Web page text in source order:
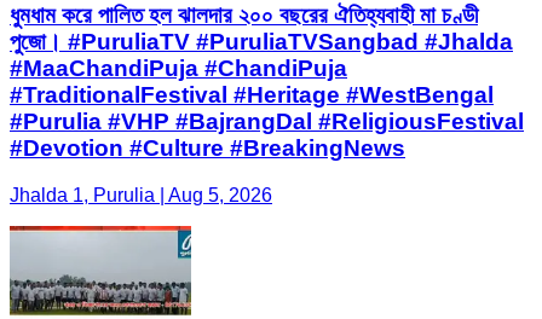
ধুমধাম করে পালিত হল ঝালদার ২০০ বছরের ঐতিহ্যবাহী মা চণ্ডী
পুজো। #PuruliaTV #PuruliaTVSangbad #Jhalda
#MaaChandiPuja #ChandiPuja
#TraditionalFestival #Heritage #WestBengal
#Purulia #VHP #BajrangDal #ReligiousFestival
#Devotion #Culture #BreakingNews
Jhalda 1, Purulia | Aug 5, 2026